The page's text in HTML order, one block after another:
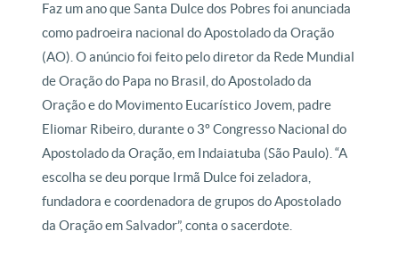
Faz um ano que Santa Dulce dos Pobres foi anunciada
como padroeira nacional do Apostolado da Oração
(AO). O anúncio foi feito pelo diretor da Rede Mundial
de Oração do Papa no Brasil, do Apostolado da
Oração e do Movimento Eucarístico Jovem, padre
Eliomar Ribeiro, durante o 3º Congresso Nacional do
Apostolado da Oração, em Indaiatuba (São Paulo). “A
escolha se deu porque Irmã Dulce foi zeladora,
fundadora e coordenadora de grupos do Apostolado
da Oração em Salvador”, conta o sacerdote.